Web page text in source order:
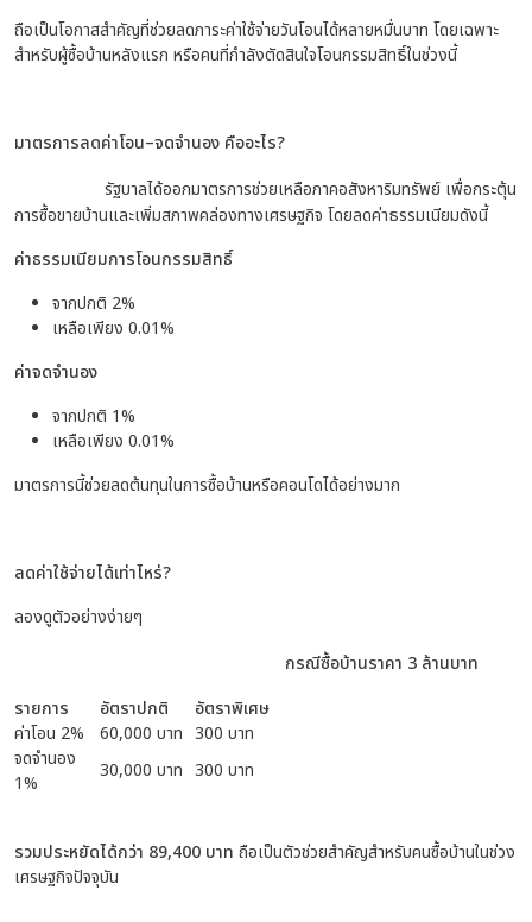
ถือเป็นโอกาสสำคัญที่ช่วยลดภาระค่าใช้จ่ายวันโอนได้หลายหมื่นบาท โดยเฉพาะ
สำหรับผู้ซื้อบ้านหลังแรก หรือคนที่กำลังตัดสินใจโอนกรรมสิทธิ์ในช่วงนี้
มาตรการลดค่าโอน–จดจำนอง คืออะไร?
รัฐบาลได้ออกมาตรการช่วยเหลือภาคอสังหาริมทรัพย์ เพื่อกระตุ้น
การซื้อขายบ้านและเพิ่มสภาพคล่องทางเศรษฐกิจ โดยลดค่าธรรมเนียมดังนี้
ค่าธรรมเนียมการโอนกรรมสิทธิ์
จากปกติ 2%
เหลือเพียง 0.01%
ค่าจดจำนอง
จากปกติ 1%
เหลือเพียง 0.01%
มาตรการนี้ช่วยลดต้นทุนในการซื้อบ้านหรือคอนโดได้อย่างมาก
ลดค่าใช้จ่ายได้เท่าไหร่?
ลองดูตัวอย่างง่ายๆ
กรณีซื้อบ้านราคา 3 ล้านบาท
รายการ
อัตราปกติ
อัตราพิเศษ
ค่าโอน 2%
60,000 บาท 300 บาท
จดจำนอง
1%
30,000 บาท 300 บาท
รวมประหยัดได้กว่า 89,400 บาท ถือเป็นตัวช่วยสำคัญสำหรับคนซื้อบ้านในช่วง
เศรษฐกิจปัจจุบัน